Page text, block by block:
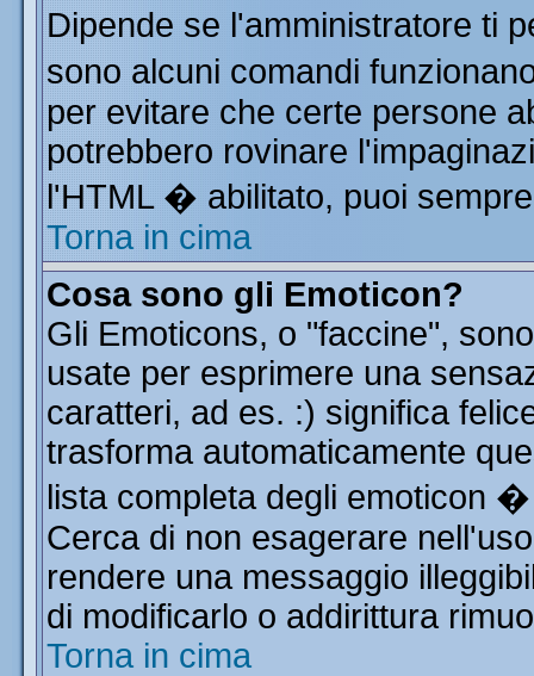
Dipende se l'amministratore ti
sono alcuni comandi
per evitare che certe persone
potrebbero rovinare
l'HTML � abilitato, puoi
Torna in cima
Cosa sono gli Emoticon?
Gli Emoticons, o "faccine",
usate per esprimere una
caratteri, ad es. :) significa
trasforma automaticamente
lista completa degli emoticon
Cerca di non esagerare
rendere una messaggio
di modificarlo o addirittura
Torna in cima